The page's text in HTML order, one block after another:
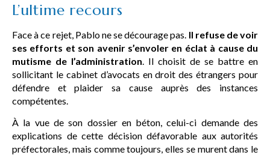
L’ultime recours
Face à ce rejet, Pablo ne se décourage pas. Il refuse de voir
ses efforts et son avenir s’envoler en éclat à cause du
mutisme de l’administration . Il choisit de se battre en
sollicitant le cabinet d’avocats en droit des étrangers pour
défendre et plaider sa cause auprès des instances
compétentes.
À la vue de son dossier en béton, celui-ci demande des
explications de cette décision défavorable aux autorités
préfectorales, mais comme toujours, elles se murent dans le